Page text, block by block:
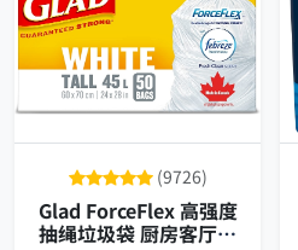
(9726)
Glad ForceFlex 高强度
抽绳垃圾袋 厨房客厅通